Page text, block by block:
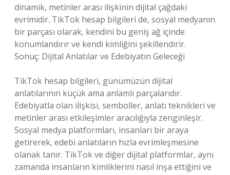
dinamik, metinler arası ilişkinin dijital çağdaki
evrimidir. TikTok hesap bilgileri de, sosyal medyanın
bir parçası olarak, kendini bu geniş ağ içinde
konumlandırır ve kendi kimliğini şekillendirir.
Sonuç: Dijital Anlatılar ve Edebiyatın Geleceği
TikTok hesap bilgileri, günümüzün dijital
anlatılarının küçük ama anlamlı parçalarıdır.
Edebiyatla olan ilişkisi, semboller, anlatı teknikleri ve
metinler arası etkileşimler aracılığıyla zenginleşir.
Sosyal medya platformları, insanları bir araya
getirerek, edebi anlatıların hızla evrimleşmesine
olanak tanır. TikTok ve diğer dijital platformlar, aynı
zamanda insanların kimliklerini nasıl inşa ettiğini ve